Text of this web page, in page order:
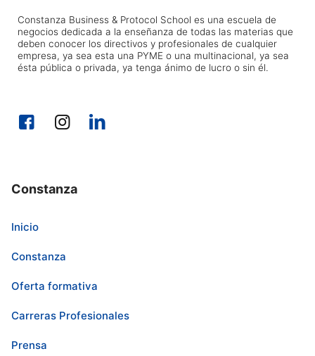
Constanza Business & Protocol School es una escuela de
negocios dedicada a la enseñanza de todas las materias que
deben conocer los directivos y profesionales de cualquier
empresa, ya sea esta una PYME o una multinacional, ya sea
ésta pública o privada, ya tenga ánimo de lucro o sin él.
Constanza
Inicio
Constanza
Oferta formativa
Carreras Profesionales
Prensa